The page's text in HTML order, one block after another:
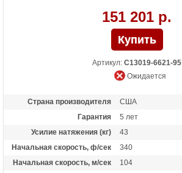
151 201 р.
Артикул: C13019-6621-95
Ожидается
Страна производителя
США
Гарантия
5 лет
Усилие натяжения (кг)
43
Начальная скорость, ф/сек
340
Начальная скорость, м/сек
104